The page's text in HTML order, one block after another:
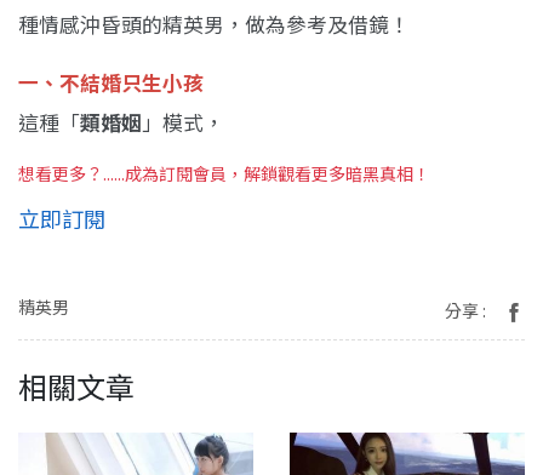
種情感沖昏頭的精英男，做為參考及借鏡！
一、不結婚只生小孩
這種「類婚姻」模式，
想看更多？......成為訂閱會員，解鎖觀看更多暗黑真相！
立即訂閱
精英男 分享 :
相關文章